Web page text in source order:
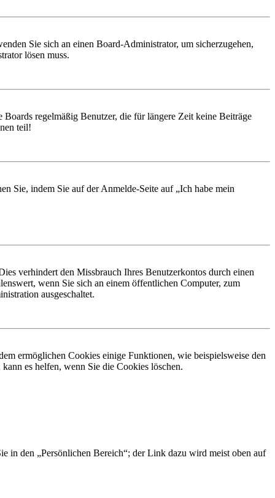
Sie sich an einen Board-Administrator, um sicherzugehen,
lösen muss.
regelmäßig Benutzer, die für längere Zeit keine Beiträge
teil!
Sie, indem Sie auf der Anmelde-Seite auf „Ich habe mein
verhindert den Missbrauch Ihres Benutzerkontos durch einen
wenn Sie sich an einem öffentlichen Computer, zum
ausgeschaltet.
ermöglichen Cookies einige Funktionen, wie beispielsweise den
es helfen, wenn Sie die Cookies löschen.
in den „Persönlichen Bereich“; der Link dazu wird meist oben auf